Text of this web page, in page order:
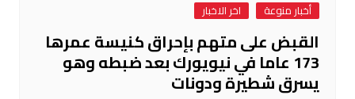
أخبار منوعة اخر الاخبار
القبض على متهم بإحراق كنيسة عمرها
173 عاما في نيويورك بعد ضبطه وهو
يسرق شطيرة ودونات